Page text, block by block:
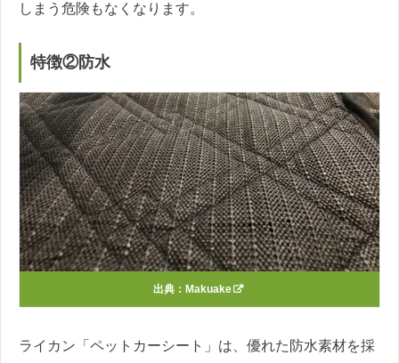
しまう危険もなくなります。
特徴②防水
出典： Makuake
ライカン「ペットカーシート」は、優れた防水素材を採